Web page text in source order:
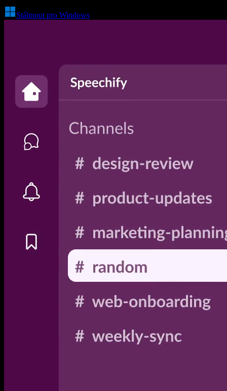
Stáhnout pro Windows